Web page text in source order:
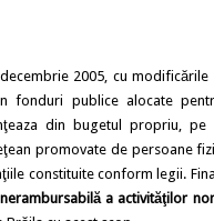
2005, cu
fonduri publice alocate
din bugetul propriu,
promovate de persoane
constituite conform legii.
a activităţilor